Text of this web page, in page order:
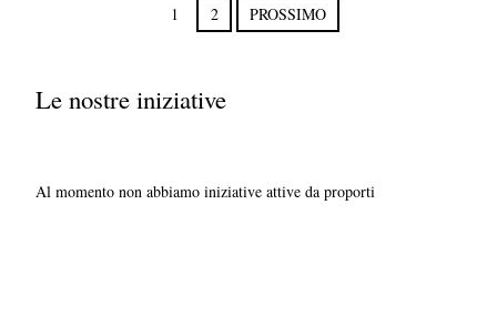
1 2 PROSSIMO
Le nostre iniziative
Al momento non abbiamo iniziative attive da proporti